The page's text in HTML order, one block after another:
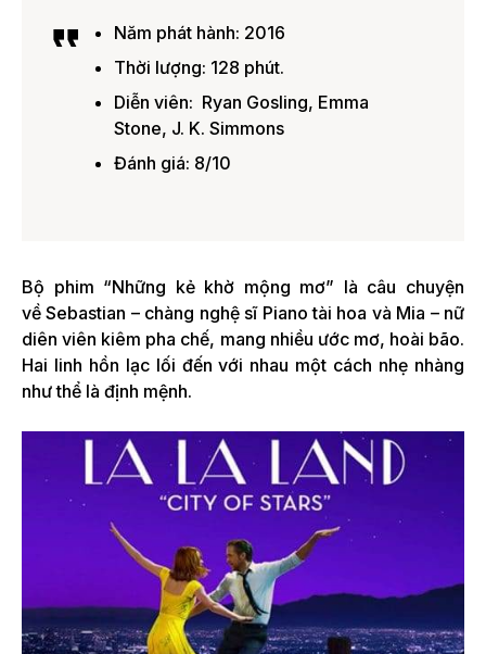
Năm phát hành: 2016
Thời lượng: 128 phút.
Diễn viên: Ryan Gosling, Emma
Stone, J. K. Simmons
Đánh giá: 8/10
Bộ phim “Những kẻ khờ mộng mơ” là câu chuyện
về Sebastian – chàng nghệ sĩ Piano tài hoa và Mia – nữ
diên viên kiêm pha chế, mang nhiều ước mơ, hoài bão.
Hai linh hồn lạc lối đến với nhau một cách nhẹ nhàng
như thể là định mệnh.